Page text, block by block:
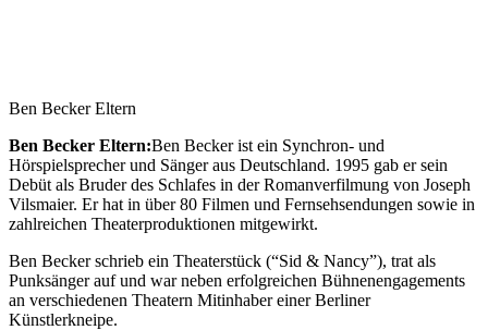
Ben Becker Eltern
Ben Becker Eltern:Ben Becker ist ein Synchron- und
Hörspielsprecher und Sänger aus Deutschland. 1995 gab er sein
Debüt als Bruder des Schlafes in der Romanverfilmung von Joseph
Vilsmaier. Er hat in über 80 Filmen und Fernsehsendungen sowie in
zahlreichen Theaterproduktionen mitgewirkt.
Ben Becker schrieb ein Theaterstück (“Sid & Nancy”), trat als
Punksänger auf und war neben erfolgreichen Bühnenengagements
an verschiedenen Theatern Mitinhaber einer Berliner
Künstlerkneipe.